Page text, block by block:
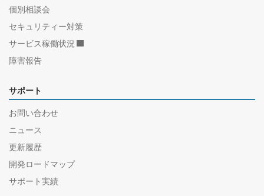
個別相談会
セキュリティー対策
サービス稼働状況
障害報告
サポート
お問い合わせ
ニュース
更新履歴
開発ロードマップ
サポート実績